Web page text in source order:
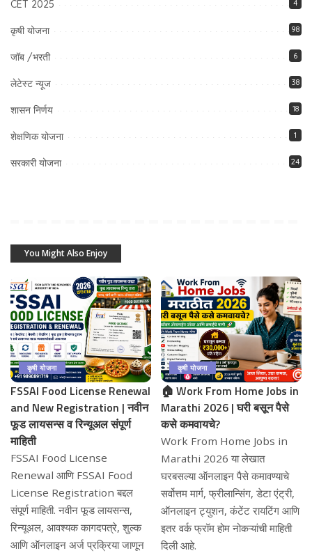
CET 2025 4
कृषी योजना 98
जॉब /भरती 6
लेटेस्ट न्यूज 38
शासन निर्णय 18
शेक्षणिक योजना 1
सरकारी योजना 24
You Might Also Enjoy
कृषी योजना
FSSAI Food License Renewal
and New Registration | नवीन
फूड लायसन्स व रिन्यूअल संपूर्ण
माहिती
FSSAI Food License
Renewal आणि FSSAI Food
License Registration बद्दल
संपूर्ण माहिती. नवीन फूड लायसन्स,
रिन्यूअल, आवश्यक कागदपत्रे, शुल्क
आणि ऑनलाइन अर्ज प्रक्रिया जाणून
कृषी योजना
🏠 Work From Home Jobs in
Marathi 2026 | घरी बसून पैसे
कसे कमवायचे?
Work From Home Jobs in
Marathi 2026 या लेखात
घरबसल्या ऑनलाइन पैसे कमावण्याचे
सर्वोत्तम मार्ग, फ्रीलान्सिंग, डेटा एंट्री,
ऑनलाइन ट्युशन, कंटेंट रायटिंग आणि
इतर वर्क फ्रॉम होम नोकऱ्यांची माहिती
दिली आहे.